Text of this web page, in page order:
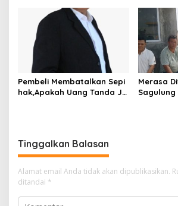
Dugaan Kekerasan Anak
Pembeli Membatalkan Sepi
hak,Apakah Uang Tanda Ja
Merasa
Sagulung
Tinggalkan Balasan
Alamat email Anda tidak akan dipublikasikan.
ditandai *